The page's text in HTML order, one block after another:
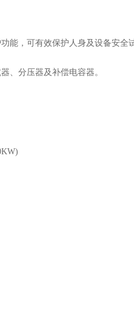
能，可有效保护人身及设备安全
、分压器及补偿电容器。